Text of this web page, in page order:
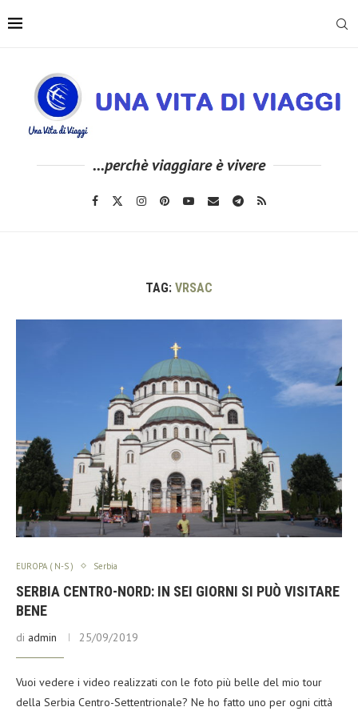
...perchè viaggiare è vivere
TAG: VRSAC
EUROPA ( N-S ) Serbia
SERBIA CENTRO-NORD: IN SEI GIORNI SI PUÒ VISITARE
BENE
di admin 25/09/2019
Vuoi vedere i video realizzati con le foto più belle del mio tour
della Serbia Centro-Settentrionale? Ne ho fatto uno per ogni città